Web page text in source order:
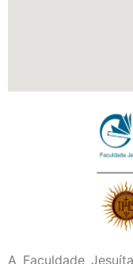
A Faculdade